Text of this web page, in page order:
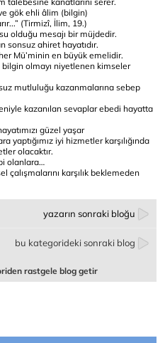
gök ehli âlim (bilgin)
(Tirmizî, İlim, 19.)
olduğu mesajı bir müjdedir.
sonsuz ahiret hayatıdır.
Mü’minin en büyük emelidir.
olmayı niyetlenen kimseler
mutluluğu kazanmalarına sebep
kazanılan sevaplar ebedi hayatta
güzel yaşar
yaptığımız iyi hizmetler karşılığında
olacaktır.
olanlara…
karşılık beklemeden
yazarın sonraki bloğu
bu kategorideki sonraki blog
rastgele blog getir